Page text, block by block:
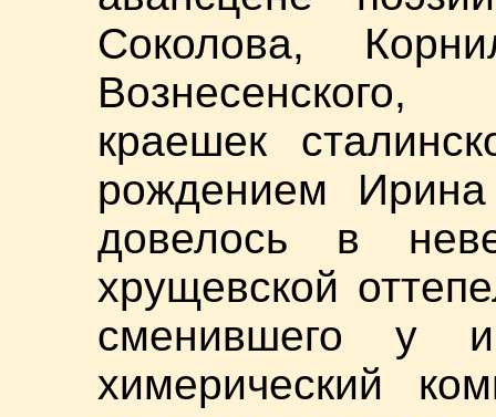
Соколова,
краешек
рождением
довелось в
хрущевской
сменившего у
химерический